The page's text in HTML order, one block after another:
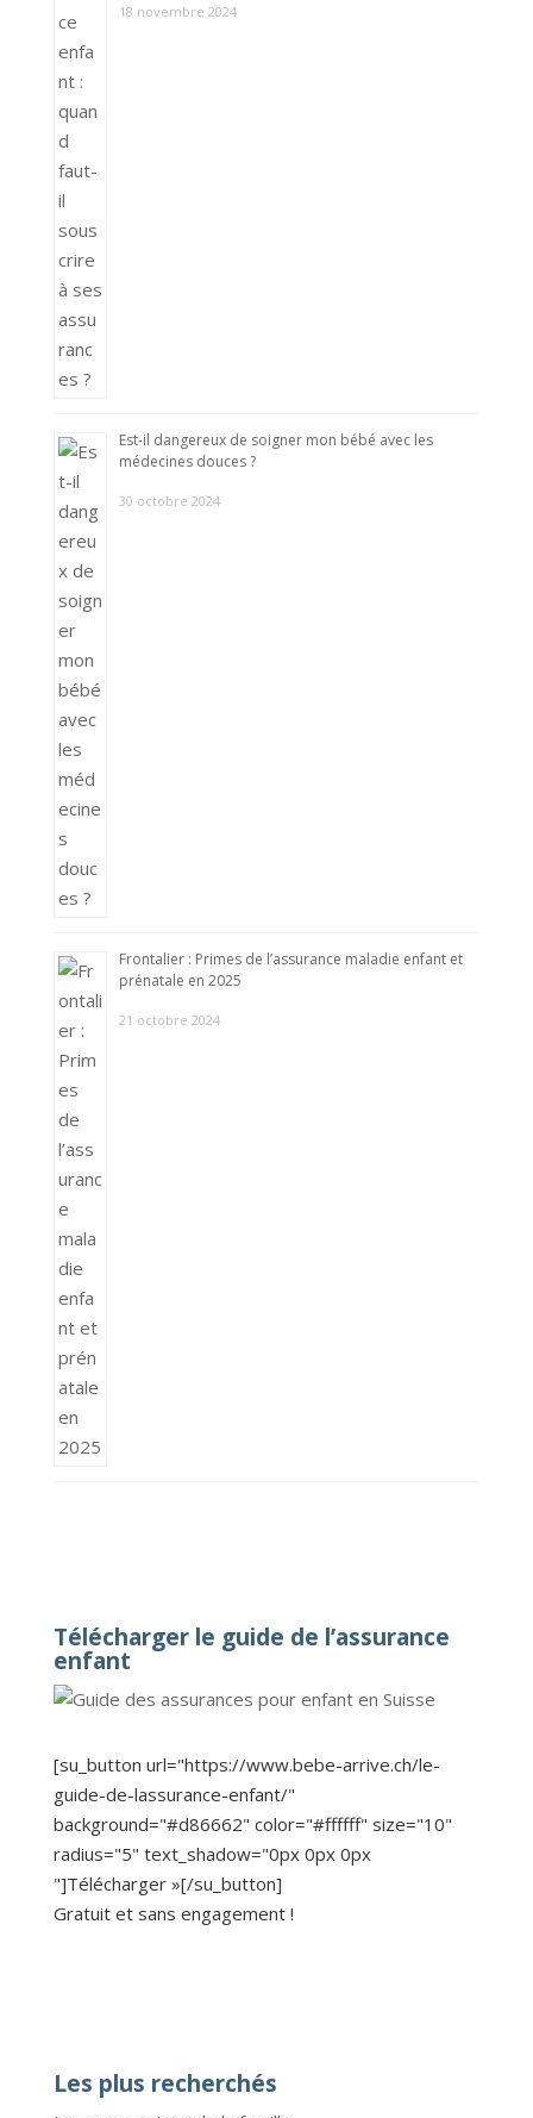
18 novembre 2024
Est-il dangereux de soigner mon bébé avec les
médecines douces ?
30 octobre 2024
Frontalier : Primes de l’assurance maladie enfant et
prénatale en 2025
21 octobre 2024
Télécharger le guide de l’assurance
enfant
[su_button url="https://www.bebe-arrive.ch/le-
guide-de-lassurance-enfant/"
background="#d86662" color="#ffffff" size="10"
radius="5" text_shadow="0px 0px 0px
"]Télécharger »[/su_button]
Gratuit et sans engagement !
Les plus recherchés